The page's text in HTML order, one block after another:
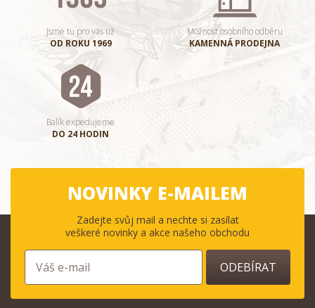
Jsme tu pro vás už
OD ROKU 1969
Možnost osobního odběru
KAMENNÁ PRODEJNA
Balík expedujeme
DO 24 HODIN
NOVINKY E-MAILEM
Zadejte svůj mail a nechte si zasílat
veškeré novinky a akce našeho obchodu
ODEBÍRAT